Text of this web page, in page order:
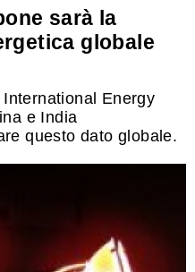
sarà la
globale
Energy
e India
questo dato globale.